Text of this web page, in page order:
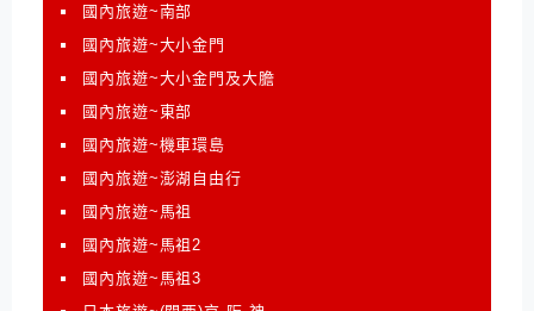
國內旅遊~南部
國內旅遊~大小金門
國內旅遊~大小金門及大膽
國內旅遊~東部
國內旅遊~機車環島
國內旅遊~澎湖自由行
國內旅遊~馬祖
國內旅遊~馬祖2
國內旅遊~馬祖3